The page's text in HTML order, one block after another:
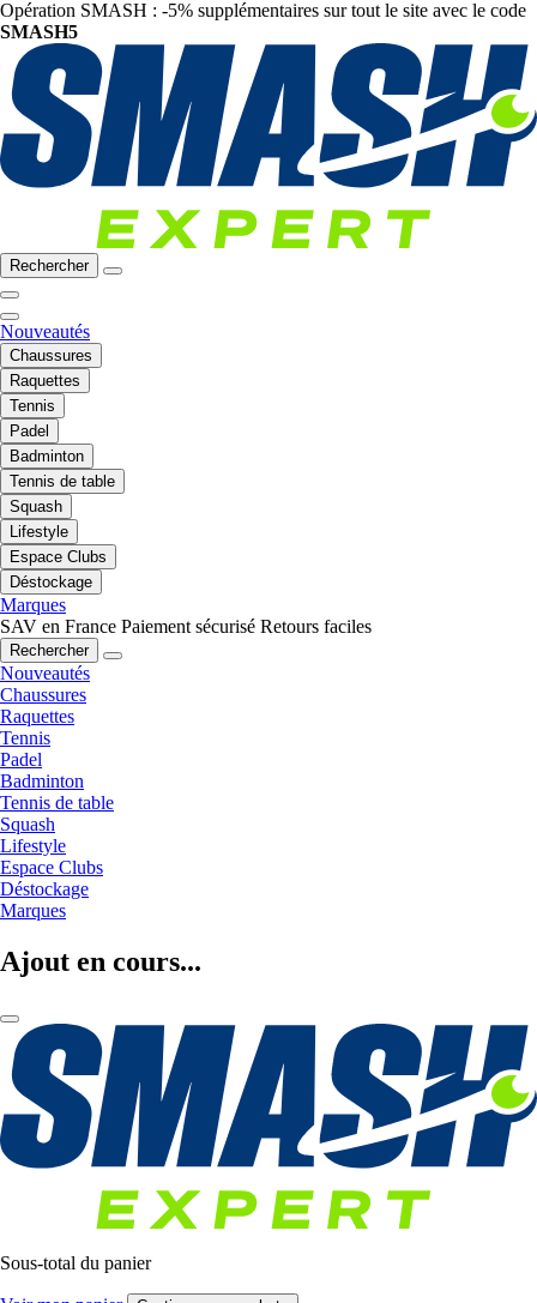
Opération SMASH : -5% supplémentaires sur tout le site avec le code
SMASH5
Rechercher
Nouveautés
Chaussures
Raquettes
Tennis
Padel
Badminton
Tennis de table
Squash
Lifestyle
Espace Clubs
Déstockage
Marques
SAV en France Paiement sécurisé Retours faciles
Rechercher
Nouveautés
Chaussures
Raquettes
Tennis
Padel
Badminton
Tennis de table
Squash
Lifestyle
Espace Clubs
Déstockage
Marques
Ajout en cours...
Sous-total du panier